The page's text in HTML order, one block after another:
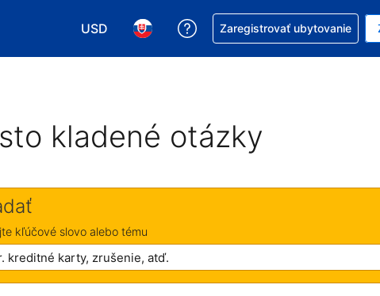
USD
Vybrať menu. Momentálne máte zvolenú menu
Vybrať jazyk. Momentálne máte
Získajte pomoc s rezerváciou
Zaregistrovať ubytovanie
kladené otázky
kľúčové slovo alebo tému